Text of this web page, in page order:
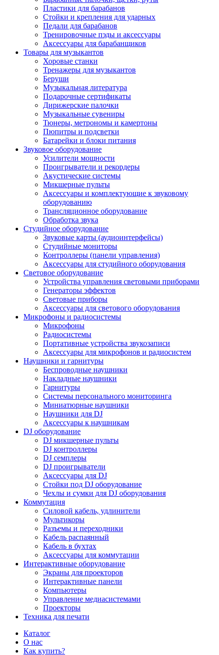
Пластики для барабанов
Стойки и крепления для ударных
Педали для барабанов
Тренировочные пэды и аксессуары
Аксессуары для барабанщиков
Товары для музыкантов
Хоровые станки
Тренажеры для музыкантов
Беруши
Музыкальная литература
Подарочные сертификаты
Дирижерские палочки
Музыкальные сувениры
Тюнеры, метрономы и камертоны
Пюпитры и подсветки
Батарейки и блоки питания
Звуковое оборудование
Усилители мощности
Проигрыватели и рекордеры
Акустические системы
Микшерные пульты
Аксессуары и комплектующие к звуковому
оборудованию
Трансляционное оборудование
Обработка звука
Студийное оборудование
Звуковые карты (аудиоинтерфейсы)
Студийные мониторы
Контроллеры (панели управления)
Аксессуары для студийного оборудования
Световое оборудование
Устройства управления световыми приборами
Генераторы эффектов
Световые приборы
Аксессуары для светового оборудования
Микрофоны и радиосистемы
Микрофоны
Радиосистемы
Портативные устройства звукозаписи
Аксессуары для микрофонов и радиосистем
Наушники и гарнитуры
Беспроводные наушники
Накладные наушники
Гарнитуры
Системы персонального мониторинга
Миниатюрные наушники
Наушники для DJ
Аксессуары к наушникам
DJ оборудование
DJ микшерные пульты
DJ контроллеры
DJ семплеры
DJ проигрыватели
Аксессуары для DJ
Стойки под DJ оборудование
Чехлы и сумки для DJ оборудования
Коммутация
Силовой кабель, удлинители
Мультикоры
Разъемы и переходники
Кабель распаянный
Кабель в бухтах
Аксессуары для коммутации
Интерактивные оборудование
Экраны для проекторов
Интерактивные панели
Компьютеры
Управление медиасистемами
Проекторы
Техника для печати
Каталог
О нас
Как купить?